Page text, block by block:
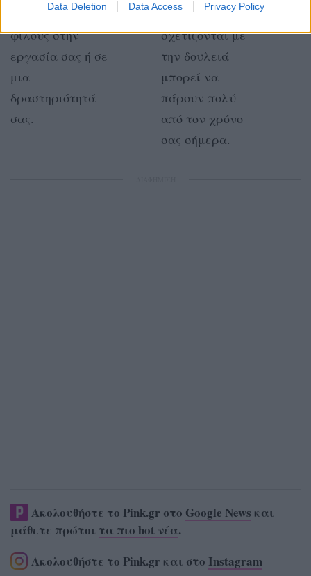
Data Deletion Data Access Privacy Policy
κάποιους νέους
φίλους στην
εργασία σας ή σε
μια
δραστηριότητά
σας.
εκδηλώσεις που
σχετίζονται με
την δουλειά
μπορεί να
πάρουν πολύ
από τον χρόνο
σας σήμερα.
Ακολουθήστε το Pink.gr στο Google News και
μάθετε πρώτοι τα πιο hot νέα.
Ακολουθήστε το Pink.gr και στο Instagram